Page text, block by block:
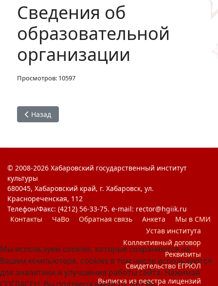
Сведения об
образовательной
организации
Просмотров: 10597
Предыдущий: Руководство
Назад
© 2008-2026 Хабаровский государственный институт
культуры
680045, Хабаровский край, г. Хабаровск, ул.
Краснореченская, 112
Телефон/Факс: (4212) 56-33-75. e-mail: rector@hgiik.ru
Контакты
ЧаВо Обратная связь Анкета
Мы в СМИ
Устав института
Коллективный договор
Реквизиты
Свидетельство ЕГРЮЛ
Выписка из реестра лицензий
Мы используем cookies, которые сохраняются на
Вашем компьютере, cookies в том числе используются
для аналитики и улучшения работы сайта. Нажимая